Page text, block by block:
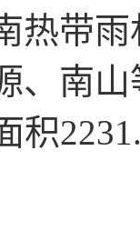
热带
、南
积